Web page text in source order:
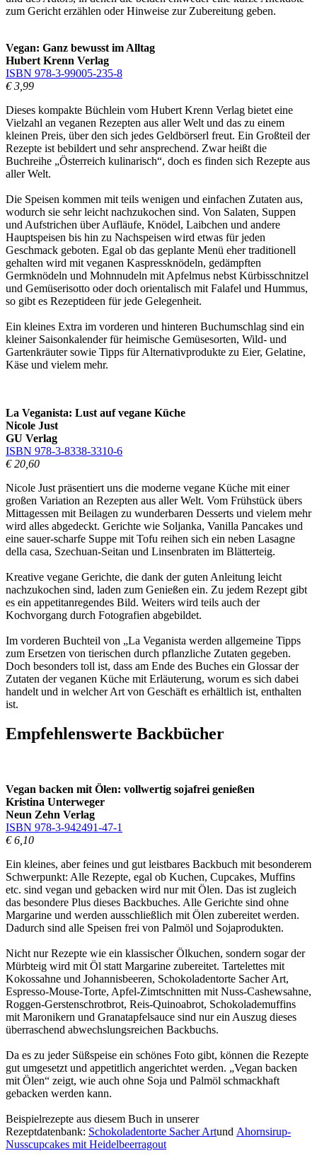
zum Gericht erzählen oder Hinweise zur Zubereitung geben.
Vegan: Ganz bewusst im Alltag
Hubert Krenn Verlag
ISBN 978-3-99005-235-8
€ 3,99
Dieses kompakte Büchlein vom Hubert Krenn Verlag bietet eine
Vielzahl an veganen Rezepten aus aller Welt und das zu einem
kleinen Preis, über den sich jedes Geldbörserl freut. Ein Großteil der
Rezepte ist bebildert und sehr ansprechend. Zwar heißt die
Buchreihe „Österreich kulinarisch“, doch es finden sich Rezepte aus
aller Welt.
Die Speisen kommen mit teils wenigen und einfachen Zutaten aus,
wodurch sie sehr leicht nachzukochen sind. Von Salaten, Suppen
und Aufstrichen über Aufläufe, Knödel, Laibchen und andere
Hauptspeisen bis hin zu Nachspeisen wird etwas für jeden
Geschmack geboten. Egal ob das geplante Menü eher traditionell
gehalten wird mit veganen Kaspressknödeln, gedämpften
Germknödeln und Mohnnudeln mit Apfelmus nebst Kürbisschnitzel
und Gemüserisotto oder doch orientalisch mit Falafel und Hummus,
so gibt es Rezeptideen für jede Gelegenheit.
Ein kleines Extra im vorderen und hinteren Buchumschlag sind ein
kleiner Saisonkalender für heimische Gemüsesorten, Wild- und
Gartenkräuter sowie Tipps für Alternativprodukte zu Eier, Gelatine,
Käse und vielem mehr.
La Veganista: Lust auf vegane Küche
Nicole Just
GU Verlag
ISBN 978-3-8338-3310-6
€ 20,60
Nicole Just präsentiert uns die moderne vegane Küche mit einer
großen Variation an Rezepten aus aller Welt. Vom Frühstück übers
Mittagessen mit Beilagen zu wunderbaren Desserts und vielem mehr
wird alles abgedeckt. Gerichte wie Soljanka, Vanilla Pancakes und
eine sauer-scharfe Suppe mit Tofu reihen sich ein neben Lasagne
della casa, Szechuan-Seitan und Linsenbraten im Blätterteig.
Kreative vegane Gerichte, die dank der guten Anleitung leicht
nachzukochen sind, laden zum Genießen ein. Zu jedem Rezept gibt
es ein appetitanregendes Bild. Weiters wird teils auch der
Kochvorgang durch Fotografien abgebildet.
Im vorderen Buchteil von „La Veganista werden allgemeine Tipps
zum Ersetzen von tierischen durch pflanzliche Zutaten gegeben.
Doch besonders toll ist, dass am Ende des Buches ein Glossar der
Zutaten der veganen Küche mit Erläuterung, worum es sich dabei
handelt und in welcher Art von Geschäft es erhältlich ist, enthalten
ist.
Empfehlenswerte Backbücher
Vegan backen mit Ölen: vollwertig sojafrei genießen
Kristina Unterweger
Neun Zehn Verlag
ISBN 978-3-942491-47-1
€ 6,10
Ein kleines, aber feines und gut leistbares Backbuch mit besonderem
Schwerpunkt: Alle Rezepte, egal ob Kuchen, Cupcakes, Muffins
etc. sind vegan und gebacken wird nur mit Ölen. Das ist zugleich
das besondere Plus dieses Backbuches. Alle Gerichte sind ohne
Margarine und werden ausschließlich mit Ölen zubereitet werden.
Dadurch sind alle Speisen frei von Palmöl und Sojaprodukten.
Nicht nur Rezepte wie ein klassischer Ölkuchen, sondern sogar der
Mürbteig wird mit Öl statt Margarine zubereitet. Tartelettes mit
Kokossahne und Johannisbeeren, Schokoladentorte Sacher Art,
Espresso-Mouse-Torte, Apfel-Zimtschnitten mit Nuss-Cashewsahne,
Roggen-Gerstenschrotbrot, Reis-Quinoabrot, Schokolademuffins
mit Maronikern und Granatapfelsauce sind nur ein Auszug dieses
überraschend abwechslungsreichen Backbuchs.
Da es zu jeder Süßspeise ein schönes Foto gibt, können die Rezepte
gut umgesetzt und appetitlich angerichtet werden. „Vegan backen
mit Ölen“ zeigt, wie auch ohne Soja und Palmöl schmackhaft
gebacken werden kann.
Beispielrezepte aus diesem Buch in unserer
Rezeptdatenbank: Schokoladentorte Sacher Artund Ahornsirup-
Nusscupcakes mit Heidelbeerragout